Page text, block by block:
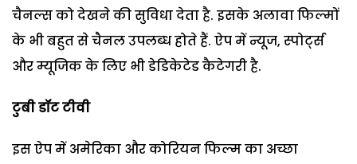
चैनल्स को देखने की सुविधा देता है. इसके अलावा फिल्मों
के भी बहुत से चैनल उपलब्ध होते हैं. ऐप में न्यूज, स्पोर्ट्स
और म्यूजिक के लिए भी डेडिकेटेड कैटेगरी है.
टुबी डॉट टीवी
इस ऐप में अमेरिका और कोरियन फिल्म का अच्छा